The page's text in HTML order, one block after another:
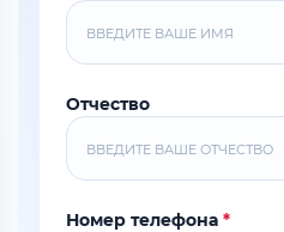
Отчество
Номер телефона *